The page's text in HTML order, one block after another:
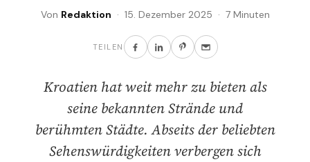
Von Redaktion · 15. Dezember 2025 · 7 Minuten
TEILEN
Kroatien hat weit mehr zu bieten als
seine bekannten Strände und
berühmten Städte. Abseits der beliebten
Sehenswürdigkeiten verbergen sich